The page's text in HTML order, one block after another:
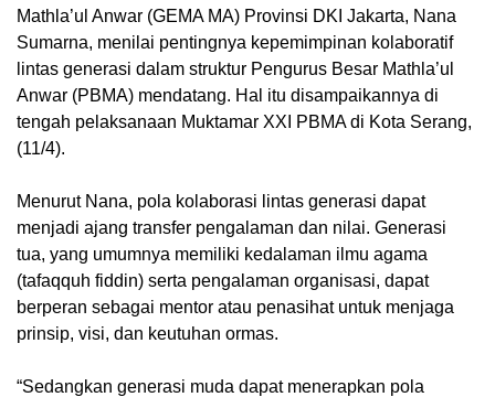
Mathla’ul Anwar (GEMA MA) Provinsi DKI Jakarta, Nana
Sumarna, menilai pentingnya kepemimpinan kolaboratif
lintas generasi dalam struktur Pengurus Besar Mathla’ul
Anwar (PBMA) mendatang. Hal itu disampaikannya di
tengah pelaksanaan Muktamar XXI PBMA di Kota Serang,
(11/4).
Menurut Nana, pola kolaborasi lintas generasi dapat
menjadi ajang transfer pengalaman dan nilai. Generasi
tua, yang umumnya memiliki kedalaman ilmu agama
(tafaqquh fiddin) serta pengalaman organisasi, dapat
berperan sebagai mentor atau penasihat untuk menjaga
prinsip, visi, dan keutuhan ormas.
“Sedangkan generasi muda dapat menerapkan pola